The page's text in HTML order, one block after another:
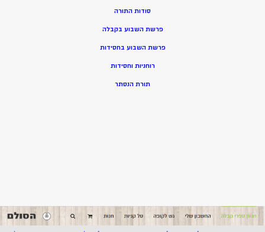
סודות התורה
פרשת השבוע בקבלה
פרשת השבוע בחסידות
רוחניות וחסידות
תורת הנסתר